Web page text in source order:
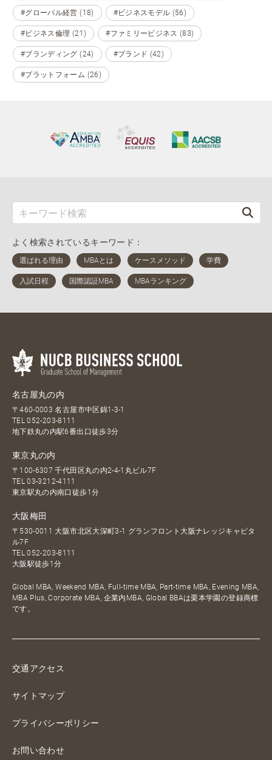
#グローバル経営 (18) #ビジネスモデル (56)
#ビジネス倫理 (21) #ファミリービジネス (83)
#ブランディング (24) #ブランド (42)
#プラットフォーム (26)
よく検索されているキーワード：
名古屋丸の内
〒460-0003 名古屋市中区錦1-3-1
TEL052-203-8111
地下鉄丸の内駅6番出口徒歩3分
東京丸の内
〒100-6307 千代田区丸の内2-4-1丸ビル7F
TEL03-3212-4111
東京駅丸の内南口徒歩1分
大阪梅田
〒530-0011 大阪市北区大深町3-1 グランフロント大阪ナレッジキャピタ
ル7F
TEL052-203-8111
大阪駅徒歩1分
Global MBA, Weekend MBA, Full-time MBA, Part-time MBA, Evening MBA,
MBA Plus, Corporate MBA, 企業内MBA, Global BBAは栗本学園の登録商標
です。
交通アクセス
サイトマップ
プライバシーポリシー
お問い合わせ